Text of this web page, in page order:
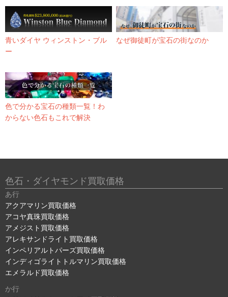
青いダイヤ ウィンストン・ブル
ー
なぜ御徒町が宝石の街なのか
色で分かる宝石の種類一覧！わ
からない色石もこれで解決
色石・ダイヤモンド買取価格
あ行
アクアマリン買取価格
アコヤ真珠買取価格
アメジスト買取価格
アレキサンドライト買取価格
インペリアルトパーズ買取価格
インディゴライトトルマリン買取価格
エメラルド買取価格
か行